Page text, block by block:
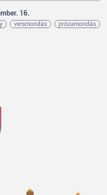
16.
versmondás prózamondás